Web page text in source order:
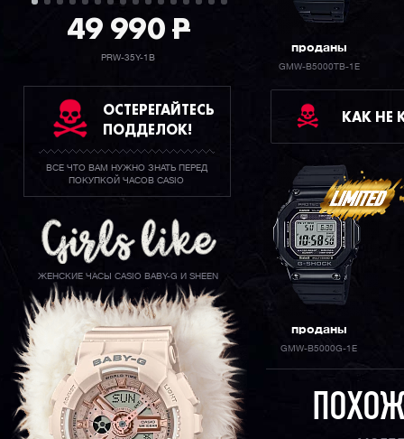
49 990P
PRW-35Y-1B
ОСТЕРЕГАЙТЕСЬ
ПОДДЕЛОК!
ВСЕ ЧТО ВАМ НУЖНО ЗНАТЬ ПЕРЕД
ПОКУПКОЙ ЧАСОВ CASIO
ЖЕНСКИЕ ЧАСЫ CASIO BABY-G И SHEEN
проданы
GMW-B5000TB-1E
КАК НЕ
проданы
GMW-B5000G-1E